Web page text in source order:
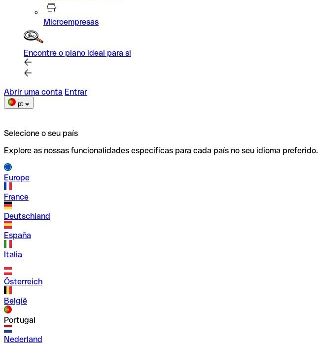
Microempresas
Encontre o plano ideal para si
Abrir uma conta Entrar
pt
Selecione o seu país
Explore as nossas funcionalidades específicas para cada país no seu idioma preferido.
Europe
France
Deutschland
España
Italia
Österreich
België
Portugal
Nederland